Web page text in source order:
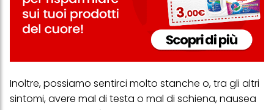
Inoltre, possiamo sentirci molto stanche o, tra gli altri
sintomi, avere mal di testa o mal di schiena,nausea